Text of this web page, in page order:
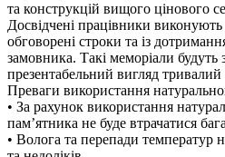
та конструкцій вищого цінового
Досвідчені працівники
обговорені строки та із
замовника. Такі меморіали будуть
презентабельний вигляд тривалий
Преваги використання
• За рахунок використання
пам’ятника не буде втрачатися
• Волога та перепади температур